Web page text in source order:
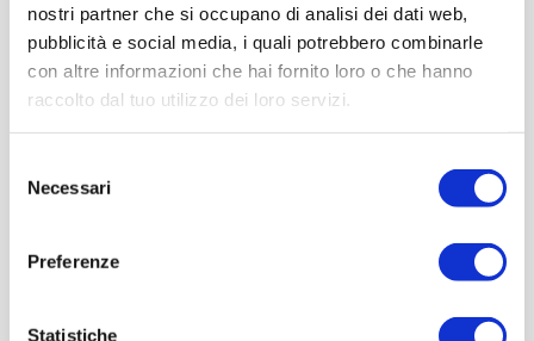
nostri partner che si occupano di analisi dei dati web,
pubblicità e social media, i quali potrebbero combinarle
con altre informazioni che hai fornito loro o che hanno
raccolto dal tuo utilizzo dei loro servizi.
delNecessari
Preferenze
Statistiche